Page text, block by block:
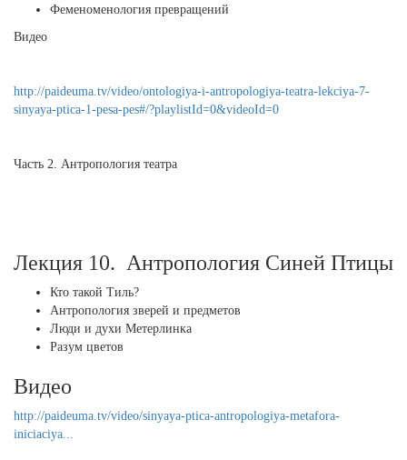
Феменоменология превращений
Видео
http://paideuma.tv/video/ontologiya-i-antropologiya-teatra-lekciya-7-
sinyaya-ptica-1-pesa-pes#/?playlistId=0&videoId=0
Часть 2. Антропология театра
Лекция 10. Антропология Синей Птицы
Кто такой Тиль?
Антропология зверей и предметов
Люди и духи Метерлинка
Разум цветов
Видео
http://paideuma.tv/video/sinyaya-ptica-antropologiya-metafora-
iniciaciya...